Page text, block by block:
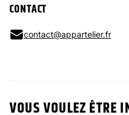
CONTACT
contact@appartelier.fr
VOUS VOULEZ ÊTRE